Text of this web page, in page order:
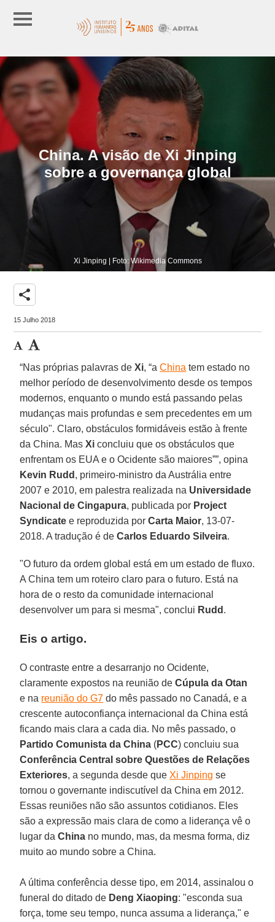
China. A visão de Xi Jinping
sobre a governança global
Xi Jinping | Foto: Wikimedia Commons
share
15 Julho 2018
“Nas próprias palavras deXi, “aChina tem estado no
melhor período de desenvolvimento desde os tempos
modernos, enquanto o mundo está passando pelas
mudanças mais profundas e sem precedentes em um
século". Claro, obstáculos formidáveis estão à frente
da China. MasXi concluiu que os obstáculos que
enfrentam os EUA e o Ocidente são maiores””, opina
Kevin Rudd , primeiro-ministro da Austrália entre
2007 e 2010, em palestra realizada na Universidade
Nacional de Cingapura, publicada por Project
Syndicate e reproduzida porCarta Maior, 13-07-
2018. A tradução é deCarlos Eduardo Silveira.
"O futuro da ordem global está em um estado de fluxo.
A China tem um roteiro claro para o futuro. Está na
hora de o resto da comunidade internacional
desenvolver um para si mesma", conclui Rudd .
Eis o artigo.
O contraste entre a desarranjo no Ocidente,
claramente expostos na reunião deCúpula da Otan
e na reunião do G7 do mês passado no Canadá, e a
crescente autoconfiança internacional da China está
ficando mais clara a cada dia. No mês passado, o
Partido Comunista da China (PCC) concluiu sua
Conferência Central sobre Questões de Relações
Exteriores, a segunda desde que Xi Jinping se
tornou o governante indiscutível da China em 2012.
Essas reuniões não são assuntos cotidianos. Eles
são a expressão mais clara de como a liderança vê o
lugar daChina no mundo, mas, da mesma forma, diz
muito ao mundo sobre a China.
A última conferência desse tipo, em 2014, assinalou o
funeral do ditado de Deng Xiaoping: "esconda sua
força, tome seu tempo, nunca assuma a liderança," e